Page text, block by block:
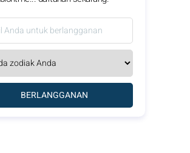
BERLANGGANAN